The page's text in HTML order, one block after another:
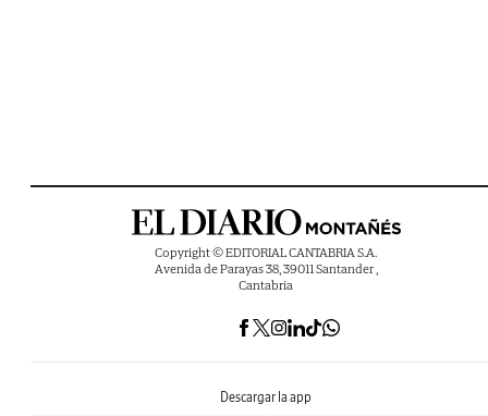
Copyright © EDITORIAL CANTABRIA S.A.
Avenida de Parayas 38, 39011 Santander ,
Cantabria
Descargar la app